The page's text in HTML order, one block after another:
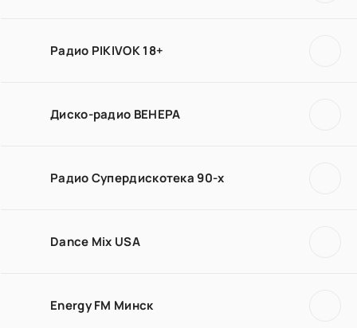
Радио PIKIVOK 18+
Диско-радио ВЕНЕРА
Радио Супердискотека 90-х
Dance Mix USA
Energy FM Минск